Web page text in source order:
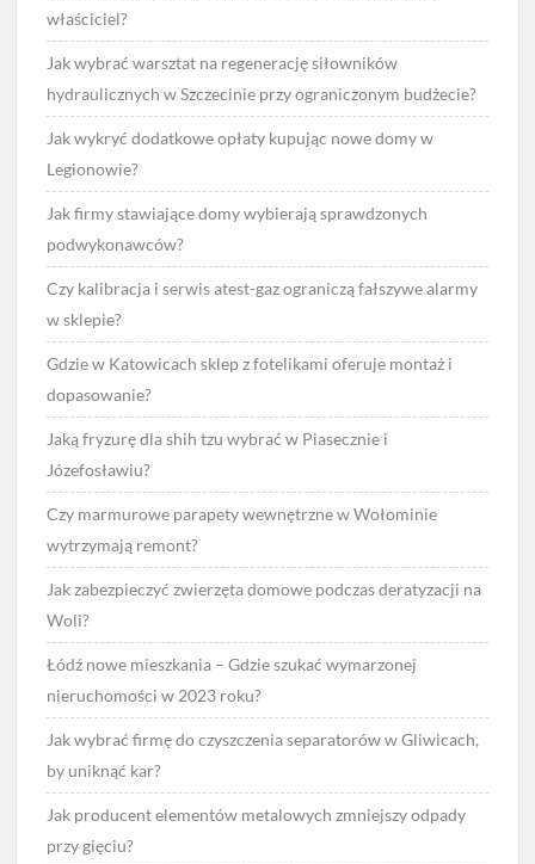
właściciel?
Jak wybrać warsztat na regenerację siłowników
hydraulicznych w Szczecinie przy ograniczonym budżecie?
Jak wykryć dodatkowe opłaty kupując nowe domy w
Legionowie?
Jak firmy stawiające domy wybierają sprawdzonych
podwykonawców?
Czy kalibracja i serwis atest-gaz ograniczą fałszywe alarmy
w sklepie?
Gdzie w Katowicach sklep z fotelikami oferuje montaż i
dopasowanie?
Jaką fryzurę dla shih tzu wybrać w Piasecznie i
Józefosławiu?
Czy marmurowe parapety wewnętrzne w Wołominie
wytrzymają remont?
Jak zabezpieczyć zwierzęta domowe podczas deratyzacji na
Woli?
Łódź nowe mieszkania – Gdzie szukać wymarzonej
nieruchomości w 2023 roku?
Jak wybrać firmę do czyszczenia separatorów w Gliwicach,
by uniknąć kar?
Jak producent elementów metalowych zmniejszy odpady
przy gięciu?